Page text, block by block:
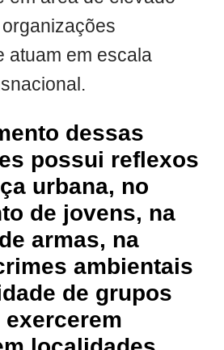
atuam em escala
dessas
possui reflexos
urbana, no
de jovens, na
armas, na
ambientais
de grupos